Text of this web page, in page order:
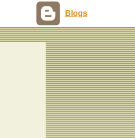
Blogs